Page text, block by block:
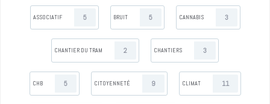
ASSOCIATIF 5 BRUIT 5 CANNABIS 3
CHANTIER DU TRAM 2 CHANTIERS 3
CHB 5 CITOYENNETÉ 9 CLIMAT 11